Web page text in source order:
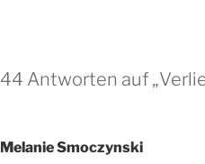
44 Antworten auf
Melanie Smoczynski